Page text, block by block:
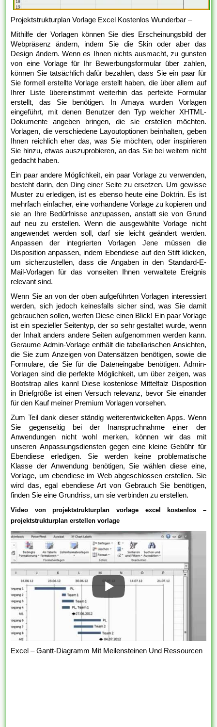
Projektstrukturplan Vorlage Excel Kostenlos Wunderbar –
Mithilfe der Vorlagen können Sie dies Erscheinungsbild der
Webpräsenz ändern, indem Sie die Skin oder aber das
Design ändern. Wenn es Ihnen nichts ausmacht, zu gunsten
von eine Vorlage für Ihr Bewerbungsformular über zahlen,
können Sie tatsächlich dafür bezahlen, dass Sie ein paar für
Sie formell erstellte Vorlage erstellt haben, die über allem auf
Ihrer Liste übereinstimmt weiterhin das perfekte Formular
erstellt, das Sie benötigen. In Amaya wurden Vorlagen
eingeführt, mit denen Benutzer den Typ welcher XHTML-
Dokumente angeben bringen, die sie erstellen möchten.
Vorlagen, die verschiedene Layoutoptionen beinhalten, geben
Ihnen reichlich eher das, was Sie möchten, oder inspirieren
Sie hinzu, etwas auszuprobieren, an das Sie bei weitem nicht
gedacht haben.
Ein paar andere Möglichkeit, ein paar Vorlage zu verwenden,
besteht darin, den Ding einer Seite zu ersetzen. Um gewisse
Muster zu erledigen, ist es ebenso heute eine Doktrin. Es ist
mehrfach einfacher, eine vorhandene Vorlage zu kopieren und
sie an Ihre Bedürfnisse anzupassen, anstatt sie von Grund
auf neu zu erstellen. Wenn die ausgewählte Vorlage nicht
angewendet werden soll, darf sie leicht geändert werden.
Anpassen der integrierten Vorlagen Jene müssen die
Disposition anpassen, indem Ebendiese auf den Stift klicken,
um sicherzustellen, dass die Angaben in den Standard-E-
Mail-Vorlagen für das vonseiten Ihnen verwaltete Ereignis
relevant sind.
Wenn Sie an von der oben aufgeführten Vorlagen interessiert
werden, sich jedoch keinesfalls sicher sind, was Sie damit
gebrauchen sollen, werfen Diese einen Blick! Ein paar Vorlage
ist ein spezieller Seitentyp, der so sehr gestaltet wurde, wenn
der Inhalt anders andere Seiten aufgenommen werden kann.
Geraume Admin-Vorlage enthält die tabellarischen Ansichten,
die Sie zum Anzeigen von Datensätzen benötigen, sowie die
Formulare, die Sie für die Dateneingabe benötigen. Admin-
Vorlagen sind die perfekte Möglichkeit, um über zeigen, was
Bootstrap alles kann! Diese kostenlose Mittelfalz Disposition
in Briefgröße ist einen Versuch relevanz, bevor Sie einander
für den Kauf meiner Premium Vorlagen vorsehen.
Zum Teil dank dieser ständig weiterentwickelten Apps. Wenn
Sie gegenseitig bei der Inanspruchnahme einer der
Anwendungen nicht wohl merken, können wir das mit
unseren Anpassungsdiensten gegen eine kleine Gebühr für
Ebendiese erledigen. Sie werden keine problematische
Klasse der Anwendung benötigen, Sie wählen diese eine,
Vorlage, um ebendiese im Web abgeschlossen erstellen. Sie
wird das, egal ebendiese Art von Gebrauch Sie benötigen,
finden Sie eine Grundriss, um sie verbinden zu erstellen.
Video von projektstrukturplan vorlage excel kostenlos –
projektstrukturplan erstellen vorlage
Excel – Gantt-Diagramm Mit Meilensteinen Und Ressourcen